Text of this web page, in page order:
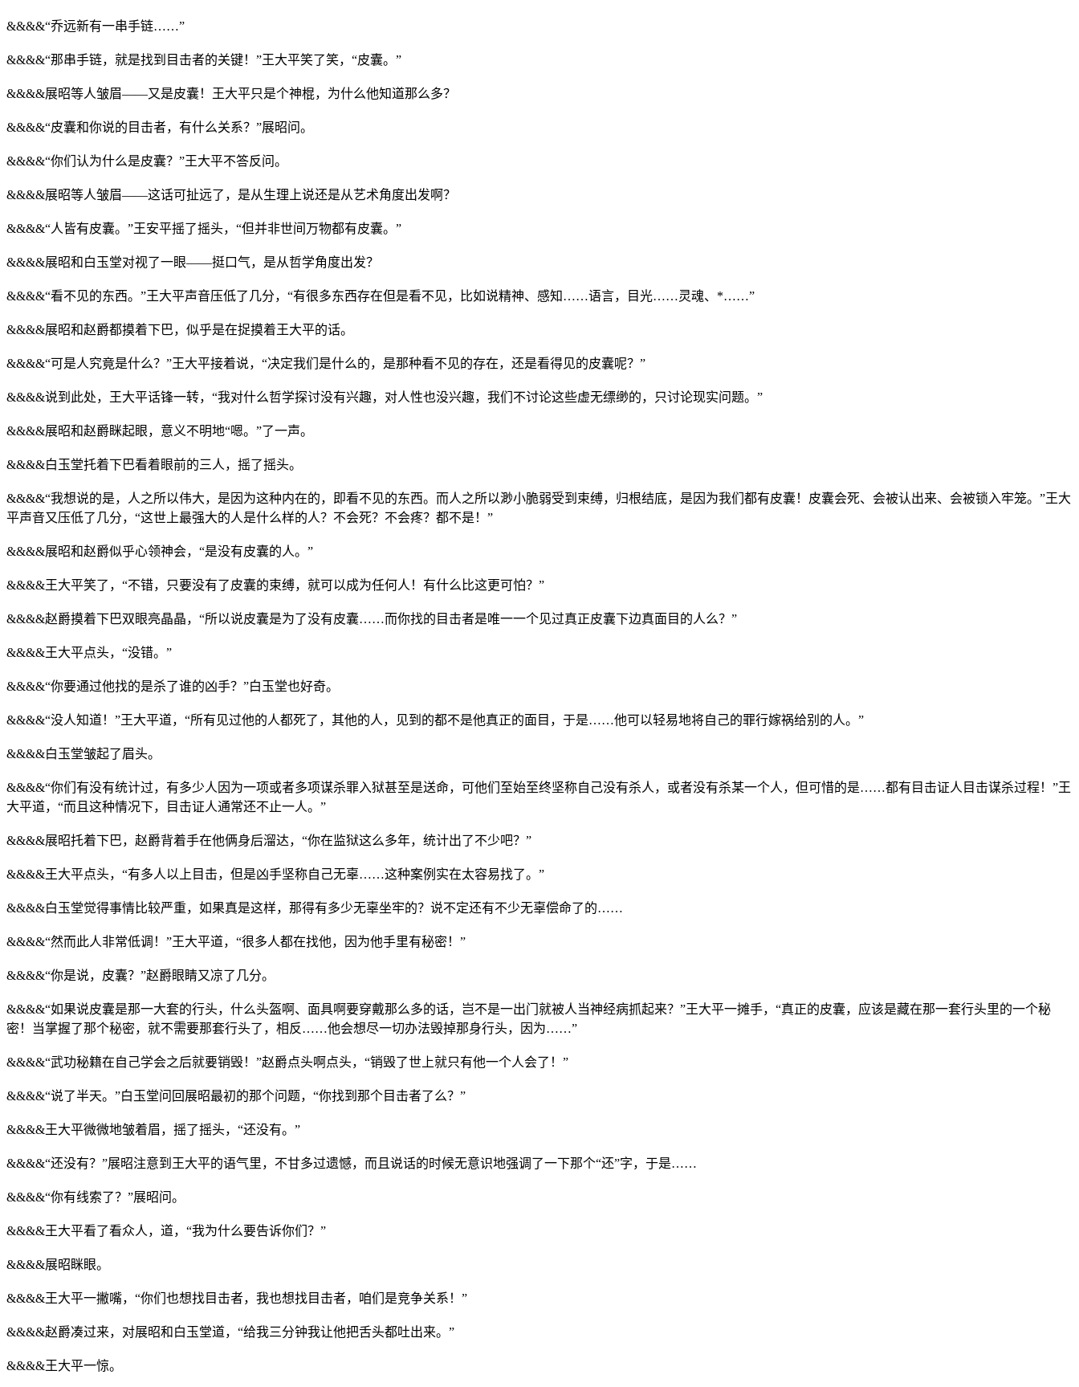
&&&&“乔远新有一串手链……”
&&&&“那串手链，就是找到目击者的关键！”王大平笑了笑，“皮囊。”
&&&&展昭等人皱眉——又是皮囊！王大平只是个神棍，为什么他知道那么多？
&&&&“皮囊和你说的目击者，有什么关系？”展昭问。
&&&&“你们认为什么是皮囊？”王大平不答反问。
&&&&展昭等人皱眉——这话可扯远了，是从生理上说还是从艺术角度出发啊？
&&&&“人皆有皮囊。”王安平摇了摇头，“但并非世间万物都有皮囊。”
&&&&展昭和白玉堂对视了一眼——挺口气，是从哲学角度出发？
&&&&“看不见的东西。”王大平声音压低了几分，“有很多东西存在但是看不见，比如说精神、感知……语言，目光……灵魂、*……”
&&&&展昭和赵爵都摸着下巴，似乎是在捉摸着王大平的话。
&&&&“可是人究竟是什么？”王大平接着说，“决定我们是什么的，是那种看不见的存在，还是看得见的皮囊呢？”
&&&&说到此处，王大平话锋一转，“我对什么哲学探讨没有兴趣，对人性也没兴趣，我们不讨论这些虚无缥缈的，只讨论现实问题。”
&&&&展昭和赵爵眯起眼，意义不明地“嗯。”了一声。
&&&&白玉堂托着下巴看着眼前的三人，摇了摇头。
&&&&“我想说的是，人之所以伟大，是因为这种内在的，即看不见的东西。而人之所以渺小脆弱受到束缚，归根结底，是因为我们都有皮囊！皮囊会死、会被认出来、会被锁入牢笼。”王大
平声音又压低了几分，“这世上最强大的人是什么样的人？不会死？不会疼？都不是！”
&&&&展昭和赵爵似乎心领神会，“是没有皮囊的人。”
&&&&王大平笑了，“不错，只要没有了皮囊的束缚，就可以成为任何人！有什么比这更可怕？”
&&&&赵爵摸着下巴双眼亮晶晶，“所以说皮囊是为了没有皮囊……而你找的目击者是唯一一个见过真正皮囊下边真面目的人么？”
&&&&王大平点头，“没错。”
&&&&“你要通过他找的是杀了谁的凶手？”白玉堂也好奇。
&&&&“没人知道！”王大平道，“所有见过他的人都死了，其他的人，见到的都不是他真正的面目，于是……他可以轻易地将自己的罪行嫁祸给别的人。”
&&&&白玉堂皱起了眉头。
&&&&“你们有没有统计过，有多少人因为一项或者多项谋杀罪入狱甚至是送命，可他们至始至终坚称自己没有杀人，或者没有杀某一个人，但可惜的是……都有目击证人目击谋杀过程！”王
大平道，“而且这种情况下，目击证人通常还不止一人。”
&&&&展昭托着下巴，赵爵背着手在他俩身后溜达，“你在监狱这么多年，统计出了不少吧？”
&&&&王大平点头，“有多人以上目击，但是凶手坚称自己无辜……这种案例实在太容易找了。”
&&&&白玉堂觉得事情比较严重，如果真是这样，那得有多少无辜坐牢的？说不定还有不少无辜偿命了的……
&&&&“然而此人非常低调！”王大平道，“很多人都在找他，因为他手里有秘密！”
&&&&“你是说，皮囊？”赵爵眼睛又凉了几分。
&&&&“如果说皮囊是那一大套的行头，什么头盔啊、面具啊要穿戴那么多的话，岂不是一出门就被人当神经病抓起来？”王大平一摊手，“真正的皮囊，应该是藏在那一套行头里的一个秘
密！当掌握了那个秘密，就不需要那套行头了，相反……他会想尽一切办法毁掉那身行头，因为……”
&&&&“武功秘籍在自己学会之后就要销毁！”赵爵点头啊点头，“销毁了世上就只有他一个人会了！”
&&&&“说了半天。”白玉堂问回展昭最初的那个问题，“你找到那个目击者了么？”
&&&&王大平微微地皱着眉，摇了摇头，“还没有。”
&&&&“还没有？”展昭注意到王大平的语气里，不甘多过遗憾，而且说话的时候无意识地强调了一下那个“还”字，于是……
&&&&“你有线索了？”展昭问。
&&&&王大平看了看众人，道，“我为什么要告诉你们？”
&&&&展昭眯眼。
&&&&王大平一撇嘴，“你们也想找目击者，我也想找目击者，咱们是竞争关系！”
&&&&赵爵凑过来，对展昭和白玉堂道，“给我三分钟我让他把舌头都吐出来。”
&&&&王大平一惊。